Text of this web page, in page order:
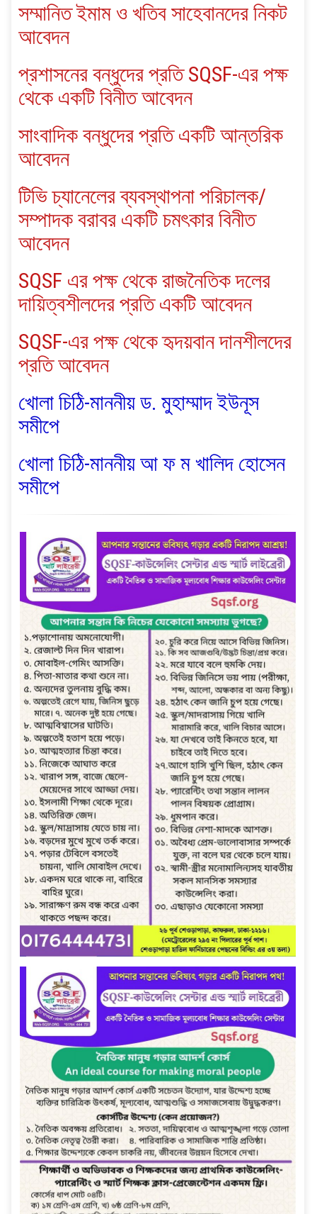
সম্মানিত ইমাম ও খতিব সাহেবানদের নিকট
আবেদন
প্রশাসনের বন্ধুদের প্রতি SQSF-এর পক্ষ
থেকে একটি বিনীত আবেদন
সাংবাদিক বন্ধুদের প্রতি একটি আন্তরিক
আবেদন
টিভি চ্যানেলের ব্যবস্থাপনা পরিচালক/
সম্পাদক বরাবর একটি চমৎকার বিনীত
আবেদন
SQSF এর পক্ষ থেকে রাজনৈতিক দলের
দায়িত্বশীলদের প্রতি একটি আবেদন
SQSF-এর পক্ষ থেকে হৃদয়বান দানশীলদের
প্রতি আবেদন
খোলা চিঠি-মাননীয় ড. মুহাম্মাদ ইউনূস
সমীপে
খোলা চিঠি-মাননীয় আ ফ ম খালিদ হোসেন
সমীপে